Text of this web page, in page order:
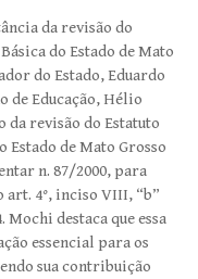
da revisão do
do Estado de Mato
do Estado, Eduardo
de Educação, Hélio
revisão do Estatuto
Estado de Mato Grosso
n. 87/2000, para
4°, inciso VIII, “b”
Mochi destaca que essa
essencial para os
sua contribuição